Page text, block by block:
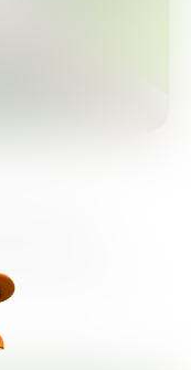
culturi
eficientă a
randamente...